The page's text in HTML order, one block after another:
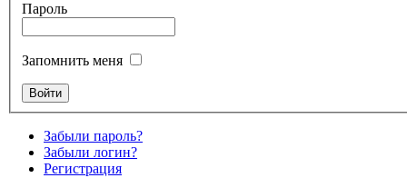
Пароль
Запомнить меня
Забыли пароль?
Забыли логин?
Регистрация